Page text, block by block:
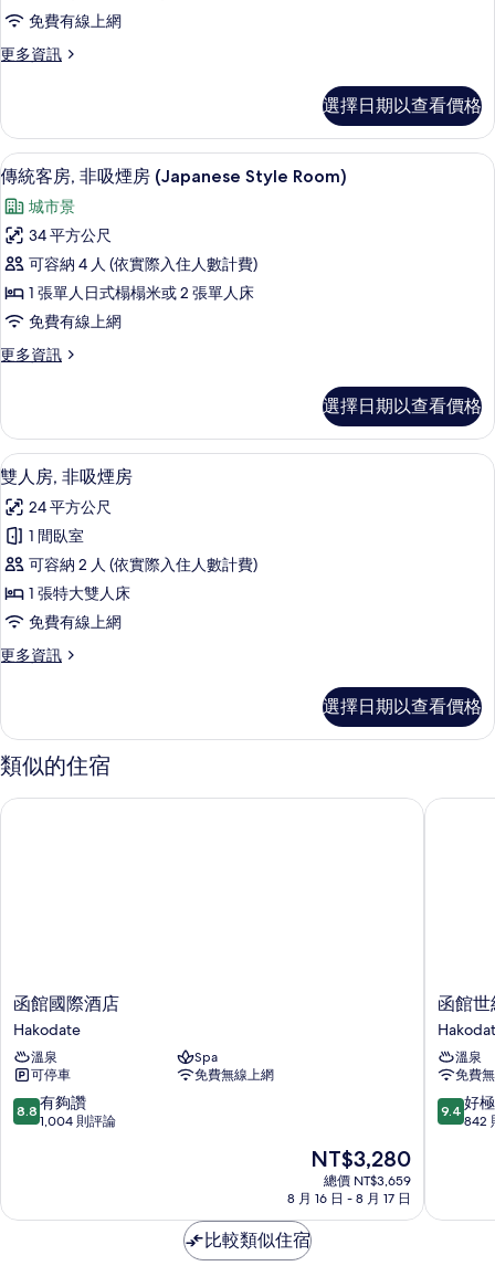
房,
非
煙
房
的
所
有
相
片
免費有線上網
更多資訊
更
雙
床
房,
非
吸
煙
的
詳
情
選擇日期以查看價格
顯
示
傳
統
客
房,
非
吸
房
(Japanese
Style
Room)
的
所
有
相
片
羽絨被、客房內保險箱、書桌、筆電
9
傳統客房, 非吸煙房 (Japanese Style Room)
城市景
34 平方公尺
可容納 4 人 (依實際入住人數計費)
1 張單人日式榻榻米或 2 張單人床
免費有線上網
更多資訊
更
客
房,
非
煙
房
Style
Room)
的
詳
情
選擇日期以查看價格
顯
示
雙
人
房,
非
吸
煙
的
所
有
相
羽絨被、客房內保險箱、書桌、筆電
7
雙人房, 非吸煙房
24 平方公尺
1 間臥室
可容納 2 人 (依實際入住人數計費)
1 張特大雙人床
免費有線上網
更多資訊
更
房,
非
吸
房
選擇日期以查看價格
類似的住宿
函
館
國
際
酒
店
Hakodate
函館國際酒店
Hakodate
溫泉
Spa
可停車
免費無線上網
8.8
分，
有
8.8 有夠讚
1,004 則評論
現
在
價
為
NT$3,280
NT$3,280
總價 NT$3,659
8 月 16 日 - 8 月 17 日
函館國際酒店
函
館
世
紀
濱
海
SPA
函館世
溫泉
免費
9.4
分，
好
9.4 好
842
函館世
比較類似住宿